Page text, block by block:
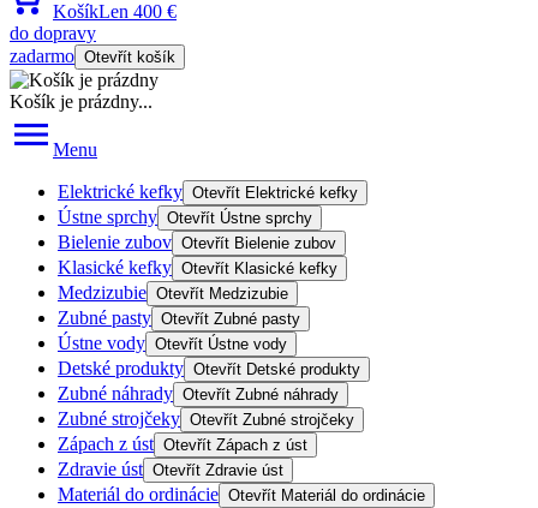
KošíkLen 400 €
do dopravy
zadarmo Otevřít košík
Košík je prázdny...
Menu
Elektrické kefky Otevřít Elektrické kefky
Ústne sprchy Otevřít Ústne sprchy
Bielenie zubov Otevřít Bielenie zubov
Klasické kefky Otevřít Klasické kefky
Medzizubie Otevřít Medzizubie
Zubné pasty Otevřít Zubné pasty
Ústne vody Otevřít Ústne vody
Detské produkty Otevřít Detské produkty
Zubné náhrady Otevřít Zubné náhrady
Zubné strojčeky Otevřít Zubné strojčeky
Zápach z úst Otevřít Zápach z úst
Zdravie úst Otevřít Zdravie úst
Materiál do ordinácie Otevřít Materiál do ordinácie